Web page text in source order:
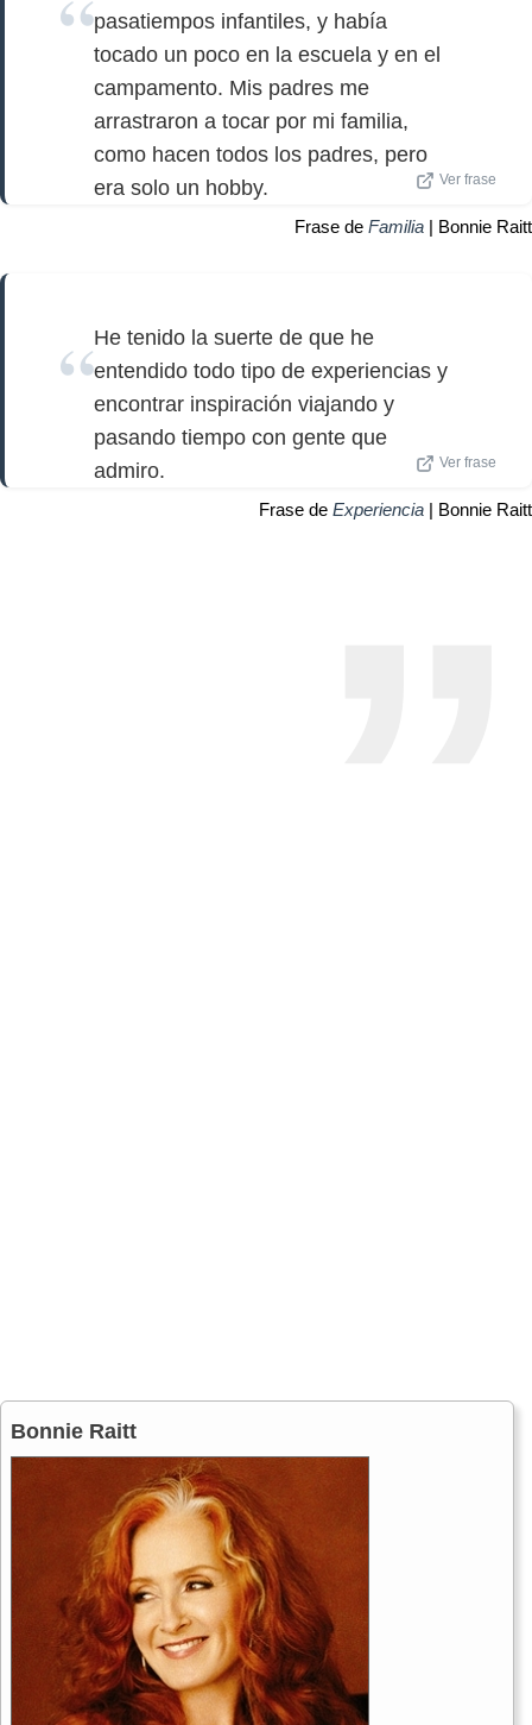
pasatiempos infantiles, y había
tocado un poco en la escuela y en el
campamento. Mis padres me
arrastraron a tocar por mi familia,
como hacen todos los padres, pero
era solo un hobby.
Ver frase
Frase de Familia | Bonnie Raitt
He tenido la suerte de que he
entendido todo tipo de experiencias y
encontrar inspiración viajando y
pasando tiempo con gente que
admiro.
Ver frase
Frase de Experiencia | Bonnie Raitt
Bonnie Raitt